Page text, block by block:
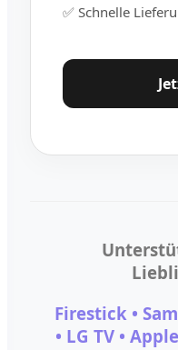
✅ Schnelle
Firestick •
• LG TV •